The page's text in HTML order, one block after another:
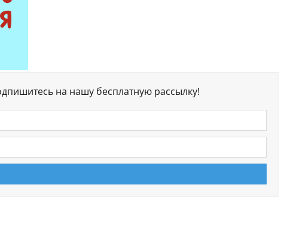
на нашу бесплатную рассылку!